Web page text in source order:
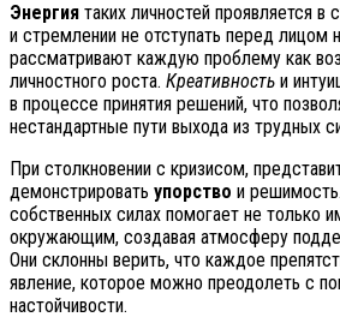
Энергия таких личностей проявляется
и стремлении не отступать перед лицом
рассматривают каждую проблему как
личностного роста. Креативность и
в процессе принятия решений, что
нестандартные пути выхода из трудных
При столкновении с кризисом,
демонстрировать упорство и
собственных силах помогает не только
окружающим, создавая атмосферу
Они склонны верить, что каждое
явление, которое можно преодолеть с
настойчивости.